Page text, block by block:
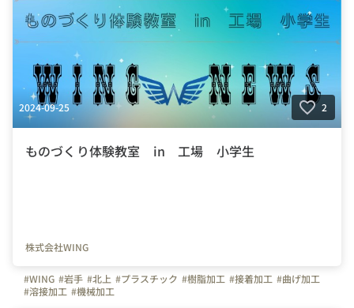
2024-09-25 2
ものづくり体験教室 in 工場 小学生
株式会社WING
#WING #岩手 #北上 #プラスチック #樹脂加工 #接着加工 #曲げ加工
#溶接加工 #機械加工